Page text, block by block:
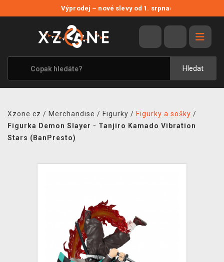
Výprodej – nové slevy od 1. srpna›
Hledat
VÝPRODEJ
VIDEOHRY
XZONE ORIGINALS
TÉMATIKY
MERCHANDISE
XZONE KLUB
Xzone.cz / Merchandise / Figurky / Figurky a sošky /
Figurka Demon Slayer - Tanjiro Kamado Vibration
Stars (BanPresto)